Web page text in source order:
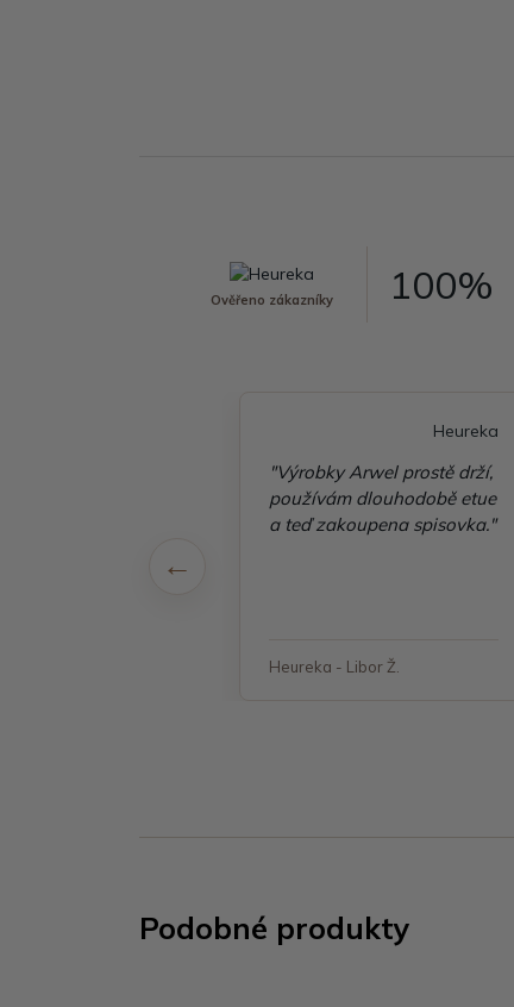
Ověřeno zákazníky 100%
Heureka
"Výrobky Arwel prostě drží,
používám dlouhodobě etue
a teď zakoupena spisovka."
Heureka - Libor Ž.
Podobné produkty